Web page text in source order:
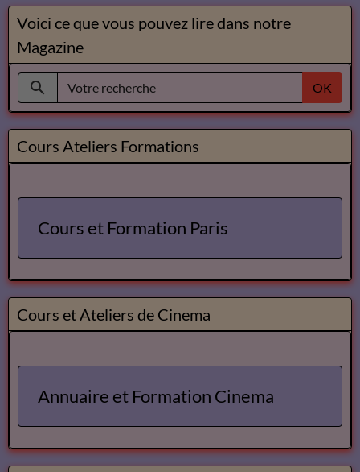
Voici ce que vous pouvez lire dans notre
Magazine
OK
Cours Ateliers Formations
Cours et Formation Paris
Cours et Ateliers de Cinema
Annuaire et Formation Cinema